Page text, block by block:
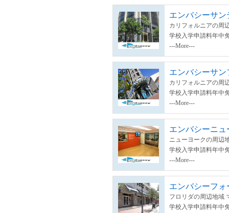
エンバシーサン
カリフォルニアの周
学校入学申請料年中
---More---
エンバシーサ
カリフォルニアの周
学校入学申請料年中
---More---
エンバシーニュ
ニューヨークの周辺
学校入学申請料年中
---More---
エンバシーフ
フロリダの周辺地域
学校入学申請料年中